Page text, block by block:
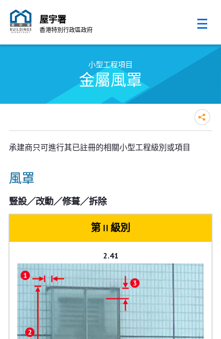
屋宇署
香港特別行政區政府
小型工程項目
金屬風罩
承建商只可進行其已註冊的相關小型工程級別或項目
風罩
豎設／改動／修葺／拆除
第 II 級別
2.41